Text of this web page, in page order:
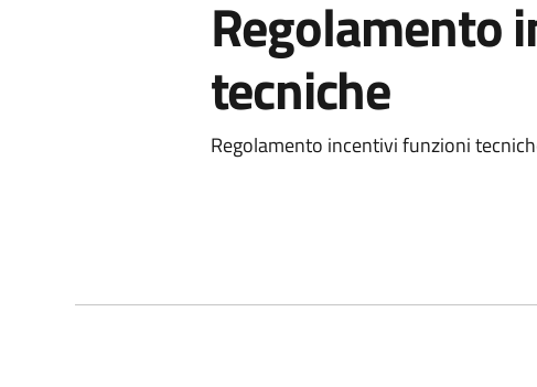
Regolamento
tecniche
Regolamento incentivi funzioni